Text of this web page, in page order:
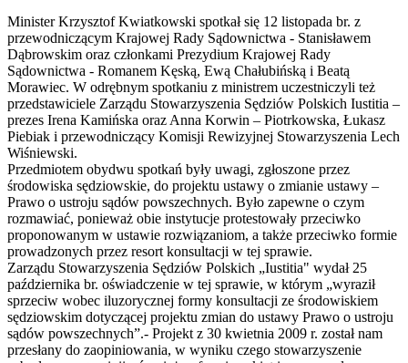
Minister Krzysztof Kwiatkowski spotkał się 12 listopada br. z
przewodniczącym Krajowej Rady Sądownictwa - Stanisławem
Dąbrowskim oraz członkami Prezydium Krajowej Rady
Sądownictwa - Romanem Kęską, Ewą Chałubińską i Beatą
Morawiec. W odrębnym spotkaniu z ministrem uczestniczyli też
przedstawiciele Zarządu Stowarzyszenia Sędziów Polskich Iustitia –
prezes Irena Kamińska oraz Anna Korwin – Piotrkowska, Łukasz
Piebiak i przewodniczący Komisji Rewizyjnej Stowarzyszenia Lech
Wiśniewski.
Przedmiotem obydwu spotkań były uwagi, zgłoszone przez
środowiska sędziowskie, do projektu ustawy o zmianie ustawy –
Prawo o ustroju sądów powszechnych. Było zapewne o czym
rozmawiać, ponieważ obie instytucje protestowały przeciwko
proponowanym w ustawie rozwiązaniom, a także przeciwko formie
prowadzonych przez resort konsultacji w tej sprawie.
Zarządu Stowarzyszenia Sędziów Polskich „Iustitia" wydał 25
października br. oświadczenie w tej sprawie, w którym „wyraził
sprzeciw wobec iluzorycznej formy konsultacji ze środowiskiem
sędziowskim dotyczącej projektu zmian do ustawy Prawo o ustroju
sądów powszechnych”.- Projekt z 30 kwietnia 2009 r. został nam
przesłany do zaopiniowania, w wyniku czego stowarzyszenie